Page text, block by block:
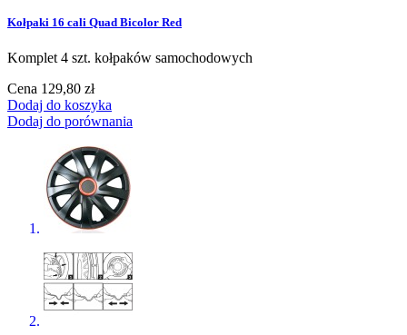
Kołpaki 16 cali Quad Bicolor Red
Komplet 4 szt. kołpaków samochodowych
Cena 129,80 zł
Dodaj do koszyka
Dodaj do porównania